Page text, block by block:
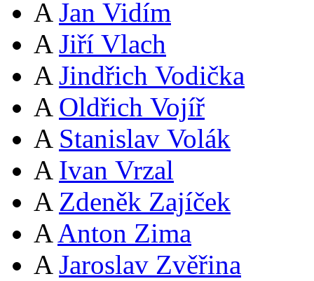
A Jan Vidím
A Jiří Vlach
A Jindřich Vodička
A Oldřich Vojíř
A Stanislav Volák
A Ivan Vrzal
A Zdeněk Zajíček
A Anton Zima
A Jaroslav Zvěřina